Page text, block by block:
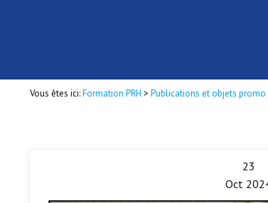
Vous êtes ici:Formation PRH > Publications et objets promo
23
Oct